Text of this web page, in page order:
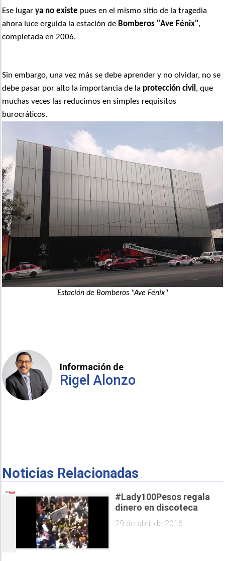
Ese lugarya no existe pues en el mismo sitio de la tragedia
ahora luce erguida la estación de Bomberos "Ave Fénix",
completada en 2006.
Sin embargo, una vez más se debe aprender y no olvidar, no se
debe pasar por alto la importancia de la protección civil , que
muchas veces las reducimos en simples requisitos
burocráticos.
Estación de Bomberos "Ave Fénix"
Información de
Rigel Alonzo
Noticias Relacionadas
#Lady100Pesos regala
dinero en discoteca
29 de abril de 2016